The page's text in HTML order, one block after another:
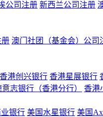
公司注册 新西兰公司注册
册 澳门社团（基金会）公司
香港创兴银行 香港星展银行
意志银行（香港分行） 香港
银行 美国水星银行 美国